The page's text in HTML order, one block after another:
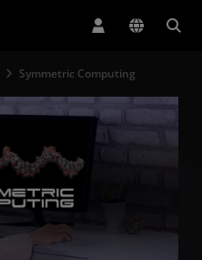
Symmetric Computing